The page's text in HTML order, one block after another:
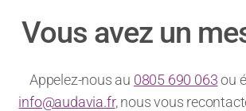
Vous avez un
Appelez-nous au 0805 690 063ou
info@audavia.fr, nous vous